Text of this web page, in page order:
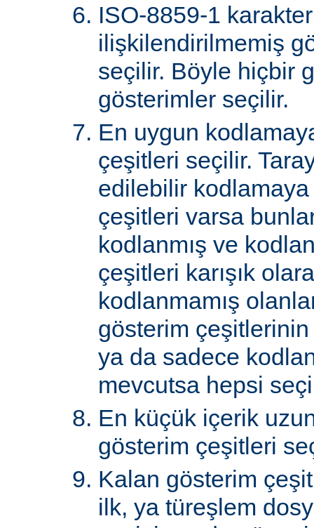
ISO-8859-1
ilişkilendirilmemiş
seçilir. Böyle hiçbir
gösterimler seçilir.
En uygun
çeşitleri seçilir.
edilebilir
çeşitleri varsa
kodlanmış ve
çeşitleri karışık
kodlanmamış
gösterim
ya da sadece
mevcutsa hepsi
En küçük içerik
gösterim çeşitleri
Kalan gösterim
ilk, ya türeşlem